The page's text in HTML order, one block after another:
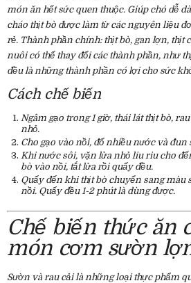
món ăn hết sức quen thuộc. Giúp chó dễ
cháo thịt bò được làm từ các nguyên liệu
rẻ. Thành phần chính: thịt bò, gan lợn, thịt
nuôi có thể thay đổi các thành phần, như
đều là những thành phần có lợi cho sức
Cách chế biến
Ngâm gạo trong 1 giờ, thái lát thịt bò,
nhỏ.
Cho gạo vào nồi, đổ nhiều nước và đun
Khi nước sôi, vặn lửa nhỏ liu riu cho
bò vào nồi, tắt lửa rồi quấy đều.
Quấy đến khi thịt bò chuyển sang màu
nồi. Quấy đều 1-2 phút là dùng được.
Chế biến thức ăn
món cơm sườn
Sườn và rau cải là những loại thực phẩm